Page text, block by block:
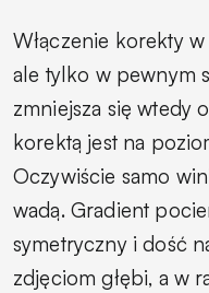
Włączenie korekty
ale tylko w pewnym
zmniejsza się wtedy
korektą jest na
Oczywiście samo
wadą. Gradient
symetryczny i dość
zdjęciom głębi, a w